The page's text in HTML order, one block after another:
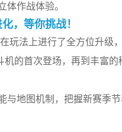
体作战体验。
，等你挑战！
玩法上进行了全方位升级
的首次登场，再到丰富
与地图机制，把握新赛季节